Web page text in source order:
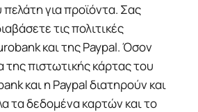
για προϊόντα. Σας
τις πολιτικές
και της Paypal. Όσον
της πιστωτικής κάρτας του
και η Paypal διατηρούν και
τα δεδομένα καρτών και το